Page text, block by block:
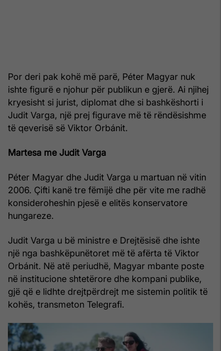
Por deri pak kohë më parë, Péter Magyar nuk
ishte figurë e njohur për publikun e gjerë. Ai njihej
kryesisht si jurist, diplomat dhe si bashkëshorti i
Judit Varga, një prej figurave më të rëndësishme
të qeverisë së Viktor Orbánit.
Martesa me Judit Varga
Péter Magyar dhe Judit Varga u martuan në vitin
2006. Çifti kanë tre fëmijë dhe për vite me radhë
konsideroheshin pjesë e elitës konservatore
hungareze.
Judit Varga u bë ministre e Drejtësisë dhe ishte
një nga bashkëpunëtoret më të afërta të Viktor
Orbánit. Në atë periudhë, Magyar mbante poste
në institucione shtetërore dhe kompani publike,
gjë që e lidhte drejtpërdrejt me sistemin politik të
kohës, transmeton Telegrafi.